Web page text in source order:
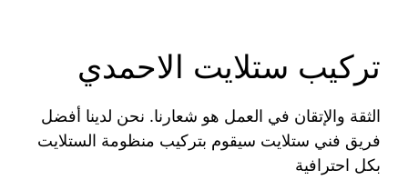
تركيب ستلايت الاحمدي
الثقة والإتقان في العمل هو شعارنا. نحن لدينا أفضل
فريق فني ستلايت سيقوم بتركيب منظومة الستلايت
بكل احترافية